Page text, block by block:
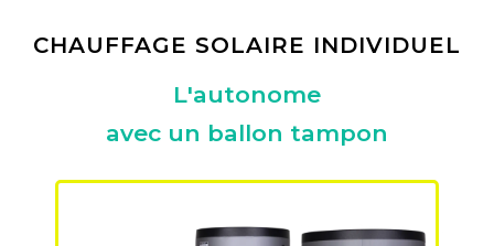
CHAUFFAGE SOLAIRE INDIVIDUEL
L'autonome
avec un ballon tampon